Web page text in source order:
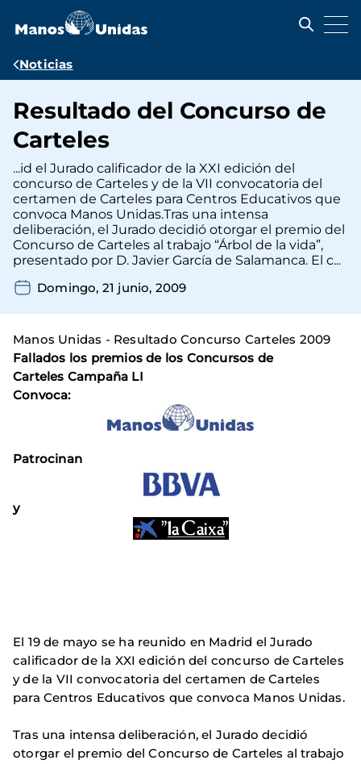
contenido
Ruta
navegación
Noticias
Resultado del Concurso de
Carteles
...id el Jurado calificador de la XXI edición del
concurso de Carteles y de la VII convocatoria del
certamen de Carteles para Centros Educativos que
convoca Manos Unidas.Tras una intensa
deliberación, el Jurado decidió otorgar el premio del
Concurso de Carteles al trabajo “Árbol de la vida”,
presentado por D. Javier García de Salamanca. El c...
Domingo, 21 junio, 2009
Manos Unidas - Resultado Concurso Carteles 2009
Fallados los premios de los Concursos de
Carteles Campaña LI
Convoca:
Patrocinan
y
El 19 de mayo se ha reunido en Madrid el Jurado
calificador de la XXI edición del concurso de Carteles
y de la VII convocatoria del certamen de Carteles
para Centros Educativos que convoca Manos Unidas.
Tras una intensa deliberación, el Jurado decidió
otorgar el premio del Concurso de Carteles al trabajo